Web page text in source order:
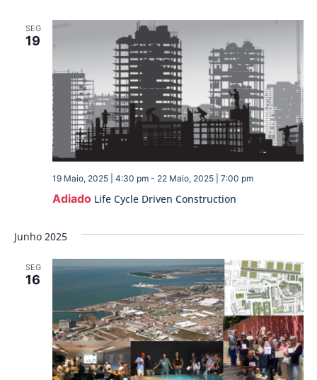
SEG
19
Adiado Life Cycle Driven Construction
19 Maio, 2025 | 4:30 pm- 22 Maio, 2025 | 7:00 pm
Junho 2025
SEG
16